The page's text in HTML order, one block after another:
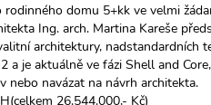
domu 5+kk ve velmi
Ing. arch. Martina Kareše
architektury, nadstandardních
je aktuálně ve fázi Shell and
navázat na návrh architekta.
26.544.000,- Kč)